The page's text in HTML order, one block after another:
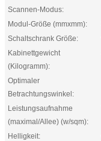
Scannen-Modus:
Modul-Größe (mmxmm):
Schaltschrank Größe:
Kabinettgewicht
(Kilogramm):
Optimaler
Betrachtungswinkel:
Leistungsaufnahme
(maximal/Allee) (w/sqm):
Helligkeit: